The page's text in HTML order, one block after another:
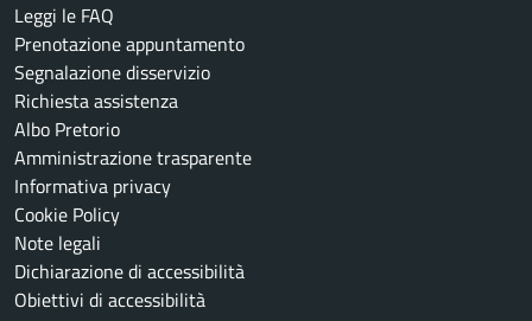
Leggi le FAQ
Prenotazione appuntamento
Segnalazione disservizio
Richiesta assistenza
Albo Pretorio
Amministrazione trasparente
Informativa privacy
Cookie Policy
Note legali
Dichiarazione di accessibilità
Obiettivi di accessibilità